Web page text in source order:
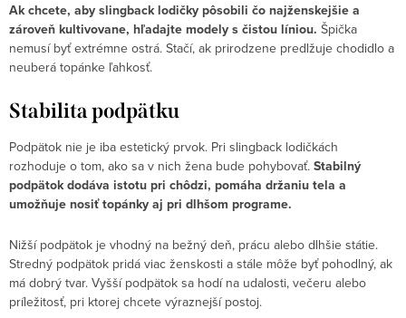
Ak chcete, aby slingback lodičky pôsobili čo najženskejšie a
zároveň kultivovane, hľadajte modely s čistou líniou. Špička
nemusí byť extrémne ostrá. Stačí, ak prirodzene predlžuje chodidlo a
neuberá topánke ľahkosť.
Stabilita podpätku
Podpätok nie je iba estetický prvok. Pri slingback lodičkách
rozhoduje o tom, ako sa v nich žena bude pohybovať. Stabilný
podpätok dodáva istotu pri chôdzi, pomáha držaniu tela a
umožňuje nosiť topánky aj pri dlhšom programe.
Nižší podpätok je vhodný na bežný deň, prácu alebo dlhšie státie.
Stredný podpätok pridá viac ženskosti a stále môže byť pohodlný, ak
má dobrý tvar. Vyšší podpätok sa hodí na udalosti, večeru alebo
príležitosť, pri ktorej chcete výraznejší postoj.